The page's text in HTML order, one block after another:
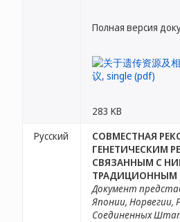
Полная версия
283 KB
Русский
СОВМЕСТНАЯ
ГЕНЕТИЧЕСКИМ
СВЯЗАННЫМ С
ТРАДИЦИОННЫМ
Документ
Японии, Норвегии,
Соединенных